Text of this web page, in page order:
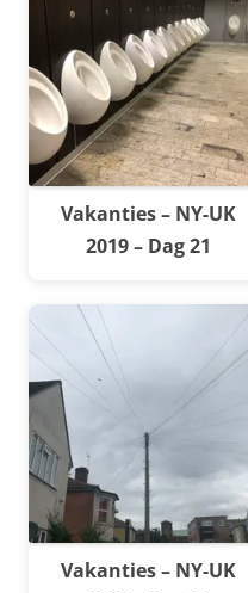
Vakanties – NY-UK
2019 – Dag 21
Vakanties – NY-UK